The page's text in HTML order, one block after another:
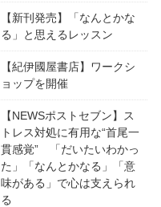
【新刊発売】「なんとかな
る」と思えるレッスン
【紀伊國屋書店】ワークシ
ョップを開催
【NEWSポストセブン】ス
トレス対処に有用な“首尾一
貫感覚” 「だいたいわかっ
た」「なんとかなる」「意
味がある」で心は支えられ
る